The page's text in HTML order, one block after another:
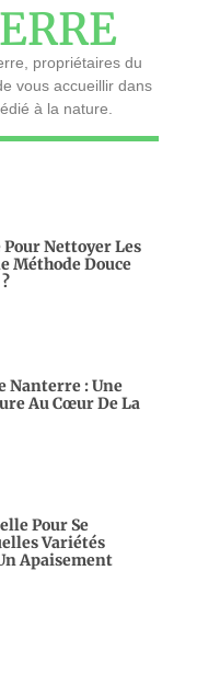
propriétaires du
vous accueillir dans
à la nature.
Nettoyer Les
Méthode Douce
Nanterre : Une
Au Cœur De La
Pour Se
Variétés
Apaisement